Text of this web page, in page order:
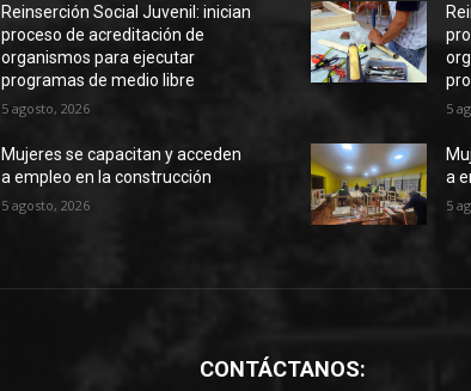
Reinserción Social Juvenil: inician
proceso de acreditación de
organismos para ejecutar
programas de medio libre
5 agosto, 2026
Mujeres se capacitan y acceden
a empleo en la construcción
5 agosto, 2026
5
a
5
CONTÁCTANOS: